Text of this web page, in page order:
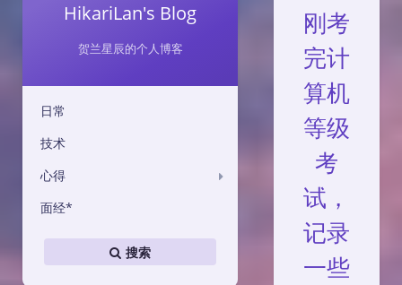
HikariLan's Blog
贺兰星辰的个人博客
日常
技术
心得
面经*
搜索
刚考
完计
算机
等级
考
试，
记录
一些